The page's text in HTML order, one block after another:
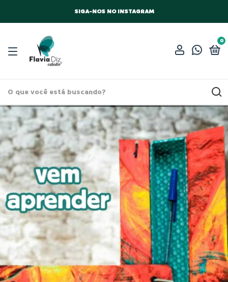
SIGA-NOS NO INSTAGRAM
0